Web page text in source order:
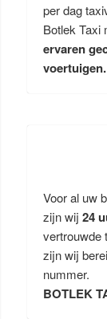
per dag
Botlek Taxi
ervaren
voertuigen.
Voor al uw
zijn wij 24
vertrouwde
zijn wij
nummer.
BOTLEK